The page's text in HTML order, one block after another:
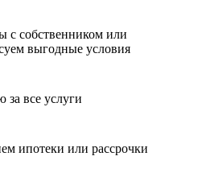
с собственником или
выгодные условия
все услуги
ипотеки или рассрочки